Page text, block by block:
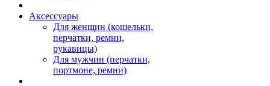
Аксессуары
Для женщин (кошельки,
перчатки, ремни,
рукавицы)
Для мужчин (перчатки,
портмоне, ремни)